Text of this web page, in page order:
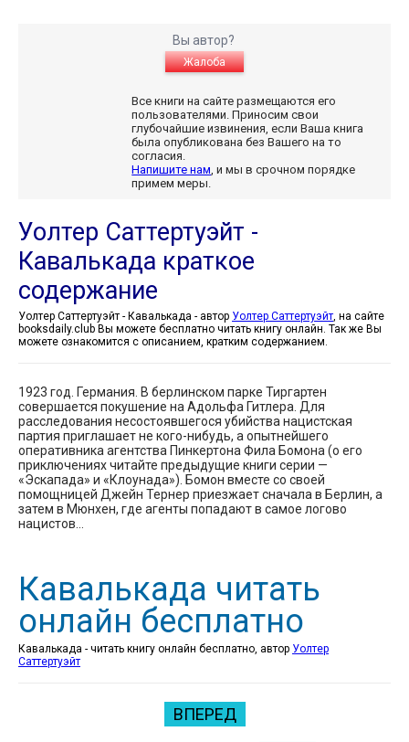
Вы автор?
Жалоба
Все книги на сайте размещаются его
пользователями. Приносим свои
глубочайшие извинения, если Ваша книга
была опубликована без Вашего на то
согласия.
Напишите нам , и мы в срочном порядке
примем меры.
Уолтер Саттертуэйт -
Кавалькада краткое
содержание
Уолтер Саттертуэйт - Кавалькада - автор Уолтер Саттертуэйт, на сайте
booksdaily.club Вы можете бесплатно читать книгу онлайн. Так же Вы
можете ознакомится с описанием, кратким содержанием.
1923 год. Германия. В берлинском парке Тиргартен
совершается покушение на Адольфа Гитлера. Для
расследования несостоявшегося убийства нацистская
партия приглашает не кого-нибудь, а опытнейшего
оперативника агентства Пинкертона Фила Бомона (о его
приключениях читайте предыдущие книги серии —
«Эскапада» и «Клоунада»). Бомон вместе со своей
помощницей Джейн Тернер приезжает сначала в Берлин, а
затем в Мюнхен, где агенты попадают в самое логово
нацистов…
Кавалькада читать
онлайн бесплатно
Кавалькада - читать книгу онлайн бесплатно, автор Уолтер
Саттертуэйт
ВПЕРЕД